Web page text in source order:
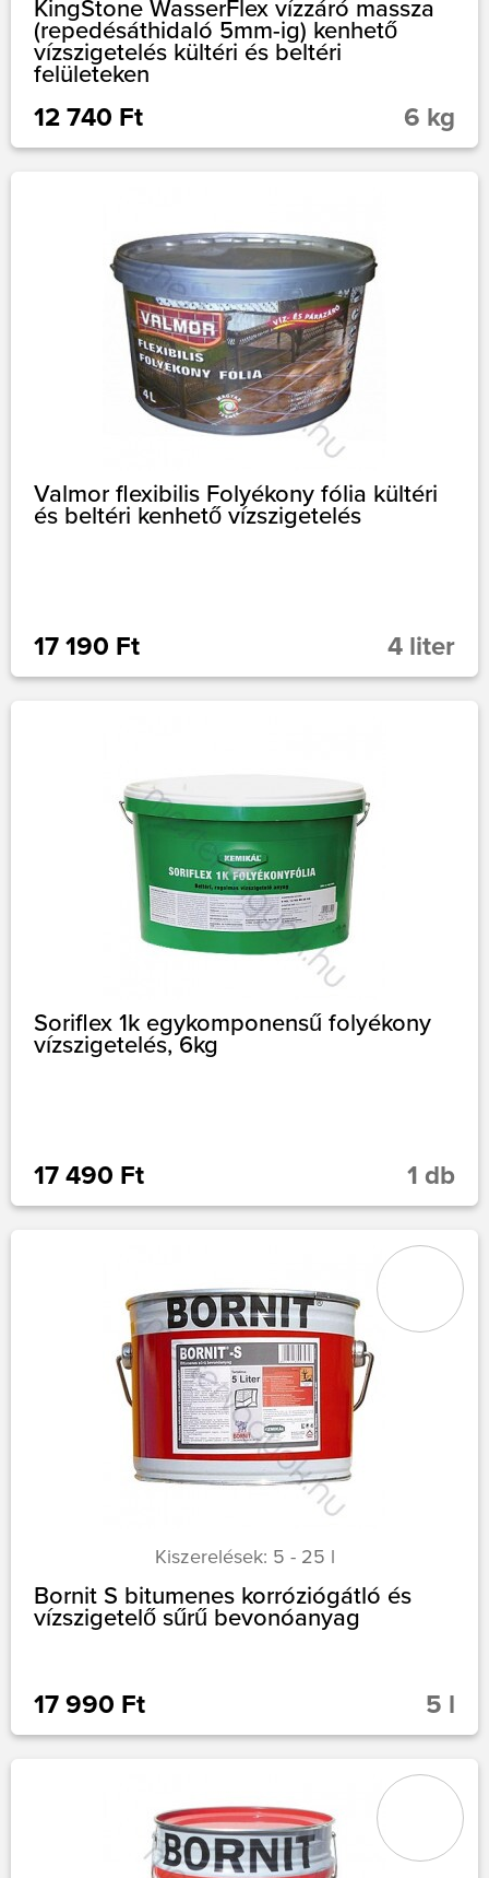
(repedésáthidaló 5mm-ig) kenhető
vízszigetelés kültéri és beltéri
felületeken
12 740 Ft 6 kg
Valmor flexibilis Folyékony fólia kültéri
és beltéri kenhető vízszigetelés
17 190 Ft 4 liter
Soriflex 1k egykomponensű folyékony
vízszigetelés, 6kg
17 490 Ft 1 db
Kiszerelések: 5 - 25 l
Bornit S bitumenes korróziógátló és
vízszigetelő sűrű bevonóanyag
17 990 Ft 5 l